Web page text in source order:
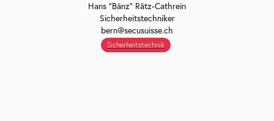
Hans "Bänz" Rätz-Cathrein
Sicherheitstechniker
bern@secusuisse.ch
Sicherheitstechnik